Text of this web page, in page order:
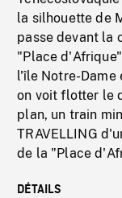
la silhouette de
passe devant la
"Place
l'île Notre-Dame
on voit flotter le
plan, un train
TRAVELLING
de la "Place
DÉTAILS